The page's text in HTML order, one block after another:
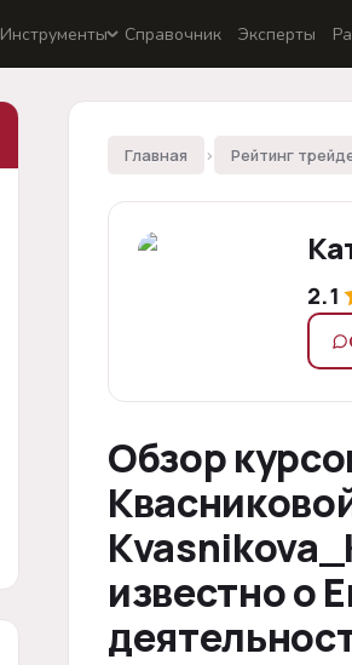
Инструменты Справочник Эксперты
Главная › Рейтинг
2.1
Обзор
известно о